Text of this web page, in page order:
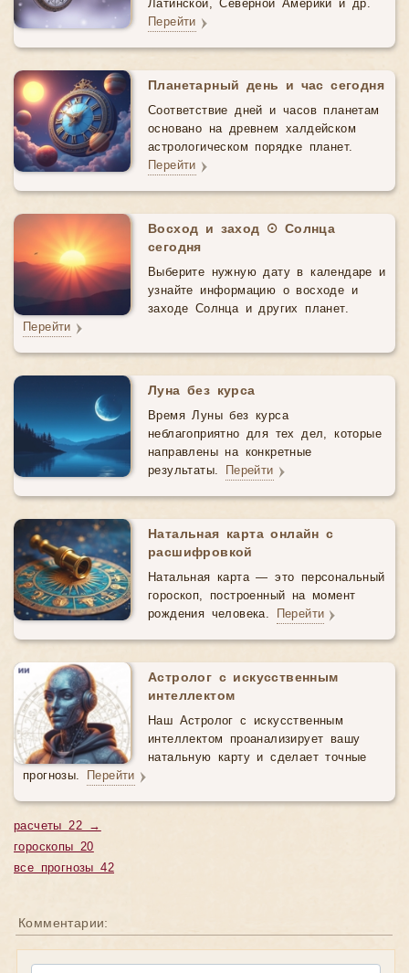
Латинской, Северной Америки и др.
Перейти
Планетарный день и час сегодня
Соответствие дней и часов планетам
основано на древнем халдейском
астрологическом порядке планет.
Перейти
Восход и заход ☉ Солнца
сегодня
Выберите нужную дату в календаре и
узнайте информацию о восходе и
заходе Солнца и других планет.
Перейти
Луна без курса
Время Луны без курса
неблагоприятно для тех дел, которые
направлены на конкретные
результаты. Перейти
Натальная карта онлайн с
расшифровкой
Натальная карта — это персональный
гороскоп, построенный на момент
рождения человека. Перейти
Астролог с искусственным
интеллектом
Наш Астролог с искусственным
интеллектом проанализирует вашу
натальную карту и сделает точные
прогнозы. Перейти
расчеты 22 →
гороскопы 20
все прогнозы 42
Комментарии: